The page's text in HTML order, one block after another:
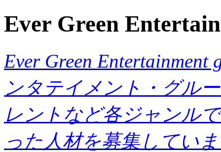
Ever Green
Ever Green
ンタテイメント・グル
レントなど各ジャンル
った人材を募集してい